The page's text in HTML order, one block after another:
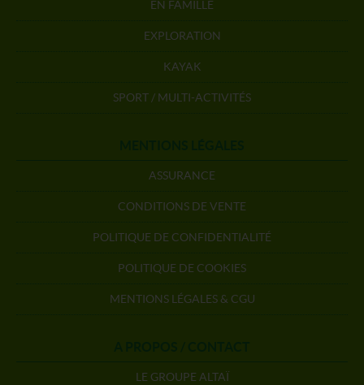
EN FAMILLE
EXPLORATION
KAYAK
SPORT / MULTI-ACTIVITÉS
ASSURANCE
CONDITIONS DE VENTE
POLITIQUE DE CONFIDENTIALITÉ
POLITIQUE DE COOKIES
MENTIONS LÉGALES & CGU
LE GROUPE ALTAÏ